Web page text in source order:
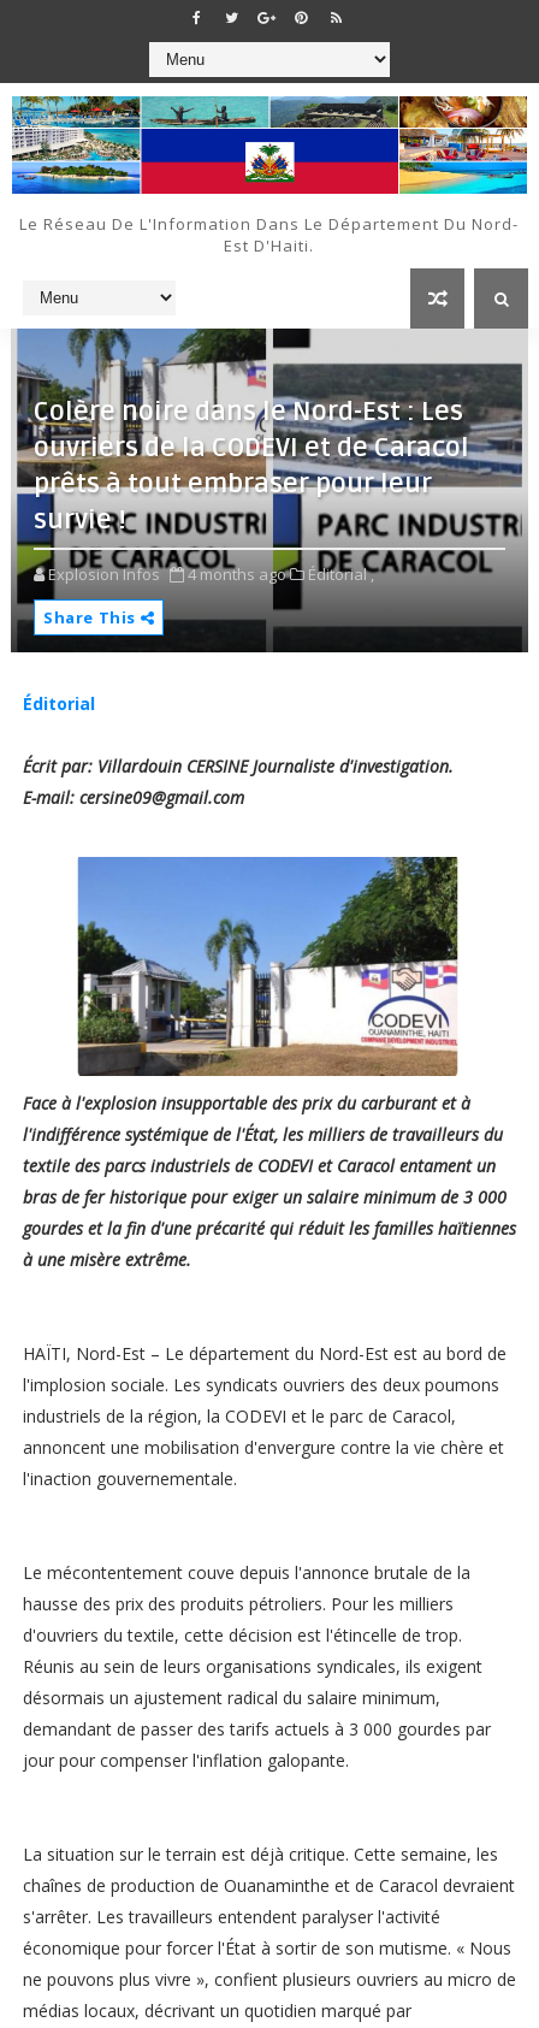
Le Réseau De L'Information Dans Le Département Du Nord-
Est D'Haiti.
Colère noire dans le Nord-Est : Les
ouvriers de la CODEVI et de Caracol
prêts à tout embraser pour leur
survie !
Explosion Infos 4 months ago
Éditorial ,
Share This
Éditorial
Écrit par: Villardouin CERSINE Journaliste d'investigation.
E-mail: cersine09@gmail.com
Face à l'explosion insupportable des prix du carburant et à
l'indifférence systémique de l'État, les milliers de travailleurs du
textile des parcs industriels de CODEVI et Caracol entament un
bras de fer historique pour exiger un salaire minimum de 3 000
gourdes et la fin d'une précarité qui réduit les familles haïtiennes
à une misère extrême.
HAÏTI, Nord-Est – Le département du Nord-Est est au bord de
l'implosion sociale. Les syndicats ouvriers des deux poumons
industriels de la région, la CODEVI et le parc de Caracol,
annoncent une mobilisation d'envergure contre la vie chère et
l'inaction gouvernementale.
Le mécontentement couve depuis l'annonce brutale de la
hausse des prix des produits pétroliers. Pour les milliers
d'ouvriers du textile, cette décision est l'étincelle de trop.
Réunis au sein de leurs organisations syndicales, ils exigent
désormais un ajustement radical du salaire minimum,
demandant de passer des tarifs actuels à 3 000 gourdes par
jour pour compenser l'inflation galopante.
La situation sur le terrain est déjà critique. Cette semaine, les
chaînes de production de Ouanaminthe et de Caracol devraient
s'arrêter. Les travailleurs entendent paralyser l'activité
économique pour forcer l'État à sortir de son mutisme. « Nous
ne pouvons plus vivre », confient plusieurs ouvriers au micro de
médias locaux, décrivant un quotidien marqué par